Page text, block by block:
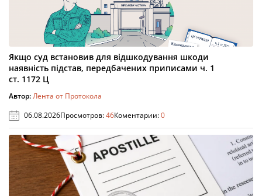
Якщо суд встановив для відшкодування шкоди
наявність підстав, передбачених приписами ч. 1
ст. 1172 Ц
Автор:Лента от Протокола
06.08.2026Просмотров:46Коментарии:0